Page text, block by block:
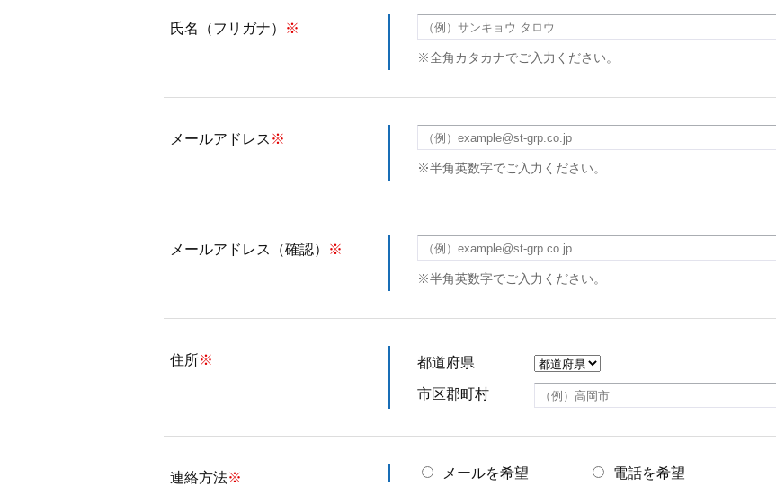
氏名（フリガナ） ※
※全角カタカナでご入力ください。
メールアドレス ※
※半角英数字でご入力ください。
メールアドレス（確認） ※
※半角英数字でご入力ください。
住所※ 都道府県
市区郡町村
連絡方法※ メールを希望 電話を希望